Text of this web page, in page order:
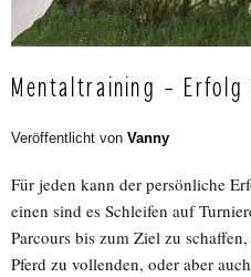
Mentaltraining –
Veröffentlicht von Vanny
Für jeden kann der persönliche
einen sind es Schleifen auf
Parcours bis zum Ziel zu
Pferd zu vollenden, oder aber